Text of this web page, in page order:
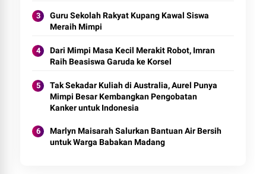
Guru Sekolah Rakyat Kupang Kawal Siswa
Meraih Mimpi
Dari Mimpi Masa Kecil Merakit Robot, Imran
Raih Beasiswa Garuda ke Korsel
Tak Sekadar Kuliah di Australia, Aurel Punya
Mimpi Besar Kembangkan Pengobatan
Kanker untuk Indonesia
Marlyn Maisarah Salurkan Bantuan Air Bersih
untuk Warga Babakan Madang